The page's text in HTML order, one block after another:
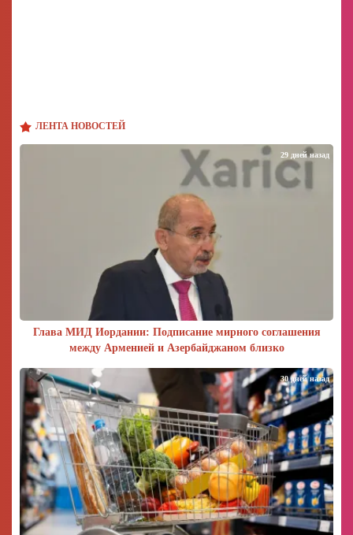
ЛЕНТА НОВОСТЕЙ
Глава МИД Иордании: Подписание мирного соглашения
между Арменией и Азербайджаном близко
29 дней назад
30 дней назад